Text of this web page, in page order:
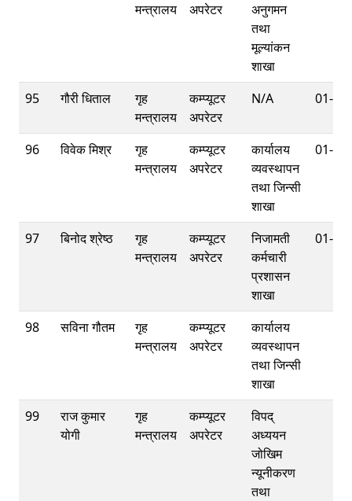
मन्त्रालय
अपरेटर
अनुगमन
तथा
मूल्यांकन
शाखा
95 गौरी धिताल
गृह
मन्त्रालय
कम्प्यूटर
अपरेटर
N/A 01-
96 विवेक मिश्र
गृह
मन्त्रालय
कम्प्यूटर
अपरेटर
कार्यालय
व्यवस्थापन
तथा जिन्सी
शाखा
01-
97 बिनोद श्रेष्ठ
गृह
मन्त्रालय
कम्प्यूटर
अपरेटर
निजामती
कर्मचारी
प्रशासन
शाखा
01-
98 सविना गौतम
गृह
मन्त्रालय
कम्प्यूटर
अपरेटर
कार्यालय
व्यवस्थापन
तथा जिन्सी
शाखा
99
राज कुमार
योगी
गृह
मन्त्रालय
कम्प्यूटर
अपरेटर
विपद्
अध्ययन
जोखिम
न्यूनीकरण
तथा